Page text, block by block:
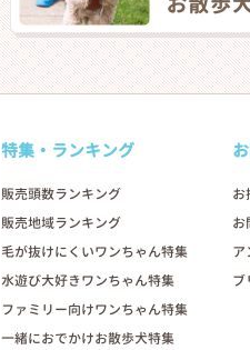
2026年03月06日
特集・ランキング
販売頭数ランキング
販売地域ランキング
毛が抜けにくいワンちゃん特集
水遊び大好きワンちゃん特集
ファミリー向けワンちゃん特集
一緒におでかけお散歩犬特集
お
お
ア
ブ